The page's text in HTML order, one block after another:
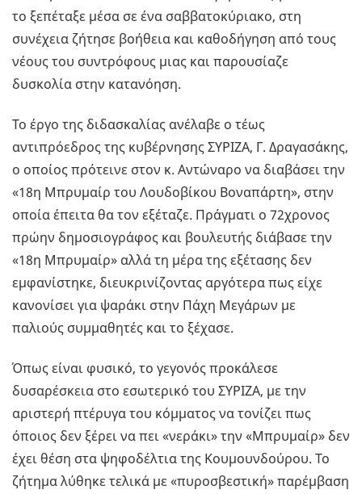
το ξεπέταξε μέσα σε ένα σαββατοκύριακο, στη
συνέχεια ζήτησε βοήθεια και καθοδήγηση από τους
νέους του συντρόφους μιας και παρουσίαζε
δυσκολία στην κατανόηση.
Το έργο της διδασκαλίας ανέλαβε ο τέως
αντιπρόεδρος της κυβέρνησης ΣΥΡΙΖΑ, Γ. Δραγασάκης,
ο οποίος πρότεινε στον κ. Αντώναρο να διαβάσει την
«18η Μπρυμαίρ του Λουδοβίκου Βοναπάρτη», στην
οποία έπειτα θα τον εξέταζε. Πράγματι ο 72χρονος
πρώην δημοσιογράφος και βουλευτής διάβασε την
«18η Μπρυμαίρ» αλλά τη μέρα της εξέτασης δεν
εμφανίστηκε, διευκρινίζοντας αργότερα πως είχε
κανονίσει για ψαράκι στην Πάχη Μεγάρων με
παλιούς συμμαθητές και το ξέχασε.
Όπως είναι φυσικό, το γεγονός προκάλεσε
δυσαρέσκεια στο εσωτερικό του ΣΥΡΙΖΑ, με την
αριστερή πτέρυγα του κόμματος να τονίζει πως
όποιος δεν ξέρει να πει «νεράκι» την «Μπρυμαίρ» δεν
έχει θέση στα ψηφοδέλτια της Κουμουνδούρου. Το
ζήτημα λύθηκε τελικά με «πυροσβεστική» παρέμβαση